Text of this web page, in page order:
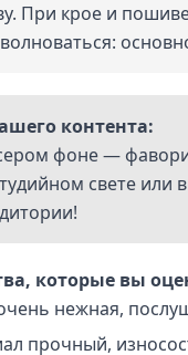
При крое и
контента:
фоне —
свете или
которые вы
нежная,
прочный,